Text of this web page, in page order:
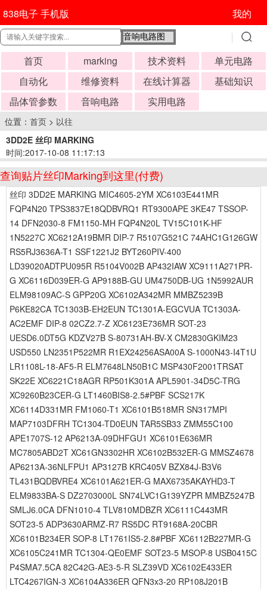
838电子 手机版 我的
首页 marking 技术资料
单元电路
自动化
维修资料 在线计算器
基础知识
晶体管参数
音响电路 实用电路
位置： 首页 > 以往
3DD2E 丝印 MARKING
时间:2017-10-08 11:17:13
查询贴片丝印Marking到这里(付费)
丝印 3DD2E MARKING MIC4605-2YM XC6103E441MR
FQP4N20 TPS3837E18QDBVRQ1 RT9300APE 3KE47 TSSOP-
14 DFN2030-8 FM1150-MH FQP4N20L TV15C101K-HF
1N5227C XC6212A19BMR DIP-7 R5107G521C 74AHC1G126GW
RS5RJ3636A-T1 SSF1221J2 BYT260PIV-400
LD39020ADTPU095R R5104V002B AP432IAW XC9111A271PR-
G XC6116D039ER-G AP9188B-GU UM4750DB-UG 1N5992AUR
ELM98109AC-S GPP20G XC6102A342MR MMBZ5239B
P6KE82CA TC1303B-EH2EUN TC1301A-EGCVUA TC1303A-
AC2EMF DIP-8 02CZ2.7-Z XC6123E736MR SOT-23
UESD6.0DT5G KDZV27B S-80731AH-BV-X CM2830GKIM23
USD550 LN2351P522MR R1EX24256ASA00A S-1000N43-I4T1U
LR1108L-18-AF5-R ELM7648LN50B1C MSP430F2001TRSAT
SK22E XC6221C18AGR RP501K301A APL5901-34D5C-TRG
XC9260B23CER-G LT1460BIS8-2.5#PBF SCS217K
XC6114D331MR FM1060-T1 XC6101B518MR SN317MPI
MAP7103DFRH TC1304-TD0EUN TAR5SB33 ZMM55C100
APE1707S-12 AP6213A-09DHFGU1 XC6101E636MR
MC7805ABD2T XC61GN3302HR XC6102B532ER-G MMSZ4678
AP6213A-36NLFPU1 AP3127B KRC405V BZX84J-B3V6
TL431BQDBVRE4 XC6101A621ER-G MAX6735AKAYHD3-T
ELM9833BA-S DZ2703000L SN74LVC1G139YZPR MMBZ5247B
SMLJ6.0CA DFN1010-4 TLV810MDBZR XC6111C443MR
SOT23-5 ADP3630ARMZ-R7 RS5DC RT9168A-20CBR
XC6101B234ER SOP-8 LT1761IS5-2.8#PBF XC6112B227MR-G
XC6105C241MR TC1304-QE0EMF SOT23-5 MSOP-8 USB0415C
P4SMA7.5CA 82C42G-AE3-5-R SLZ39VD XC6102E433ER
LTC4267IGN-3 XC6104A336ER QFN3x3-20 RP108J201B